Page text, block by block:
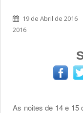
19 de Abril de 2016
2016
As noites de 14 e 15